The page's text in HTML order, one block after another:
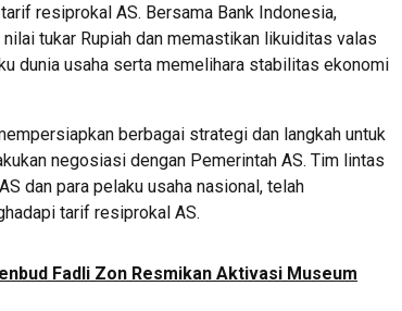
resiprokal AS. Bersama Bank Indonesia,
tukar Rupiah dan memastikan likuiditas valas
dunia usaha serta memelihara stabilitas ekonomi
berbagai strategi dan langkah untuk
negosiasi dengan Pemerintah AS. Tim lintas
dan para pelaku usaha nasional, telah
tarif resiprokal AS.
Fadli Zon Resmikan Aktivasi Museum